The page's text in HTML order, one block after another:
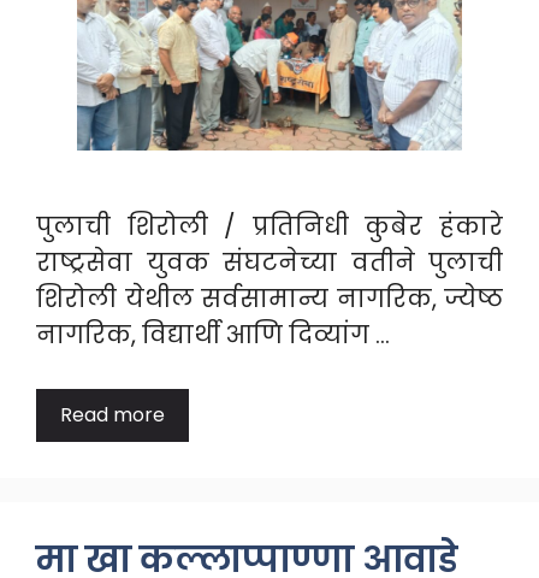
पुलाची शिरोली / प्रतिनिधी कुबेर हंकारे
राष्ट्रसेवा युवक संघटनेच्या वतीने पुलाची
शिरोली येथील सर्वसामान्य नागरिक, ज्येष्ठ
नागरिक, विद्यार्थी आणि दिव्यांग …
Read more
मा खा कल्लाप्पाण्णा आवाडे